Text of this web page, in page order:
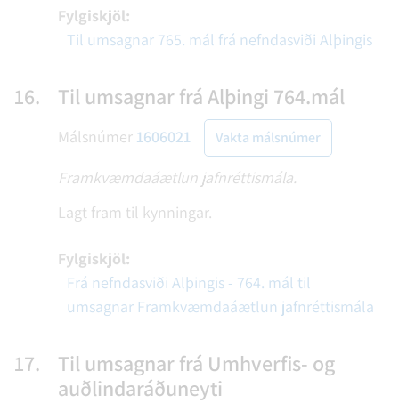
Fylgiskjöl:
Til umsagnar 765. mál frá nefndasviði Alþingis
16. Til umsagnar frá Alþingi 764.mál
Málsnúmer 1606021 Vakta málsnúmer
Framkvæmdaáætlun jafnréttismála.
Lagt fram til kynningar.
Fylgiskjöl:
Frá nefndasviði Alþingis - 764. mál til
umsagnar Framkvæmdaáætlun jafnréttismála
17.
Til umsagnar frá Umhverfis- og
auðlindaráðuneyti